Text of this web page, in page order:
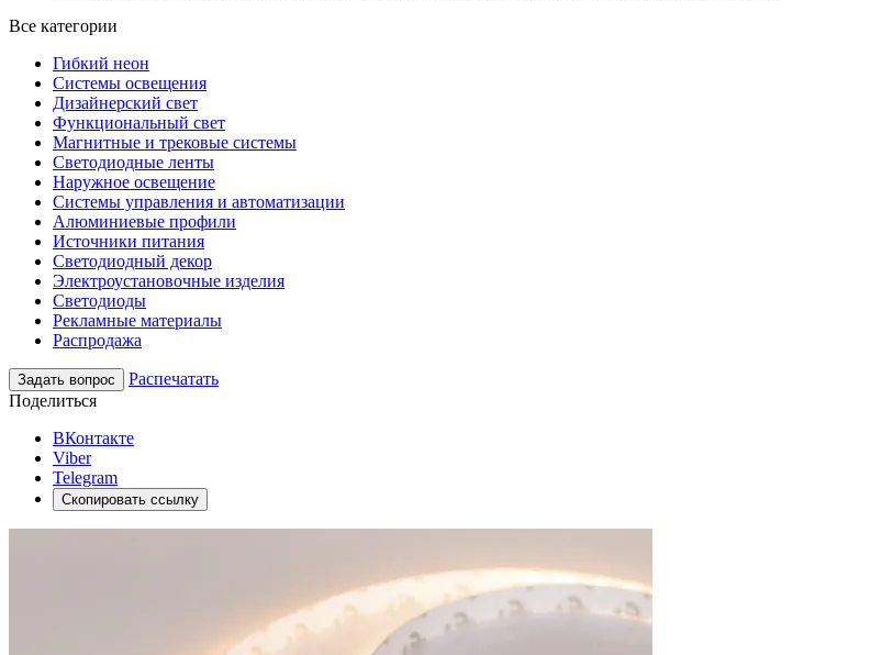
Все категории
Гибкий неон
Системы освещения
Дизайнерский свет
Функциональный свет
Магнитные и трековые системы
Светодиодные ленты
Наружное освещение
Системы управления и автоматизации
Алюминиевые профили
Источники питания
Светодиодный декор
Электроустановочные изделия
Светодиоды
Рекламные материалы
Распродажа
Задать вопрос
Распечатать
Поделиться
ВКонтакте
Viber
Telegram
Скопировать ссылку